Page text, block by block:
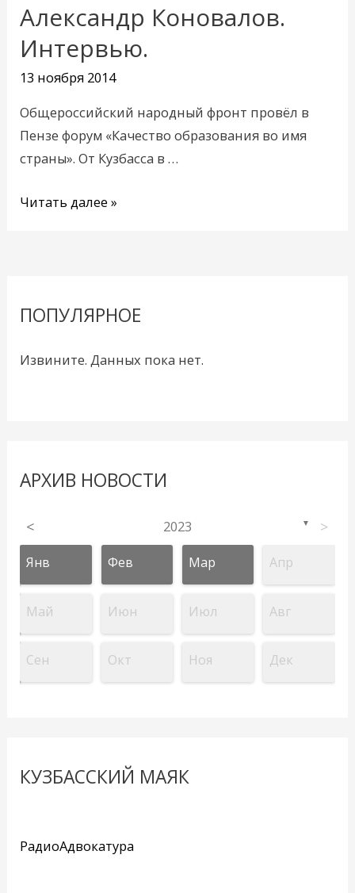
Александр Коновалов.
Интервью.
13 ноября 2014
Общероссийский народный фронт провёл в
Пензе форум «Качество образования во имя
страны». От Кузбасса в …
Александр
Интервью.
Читать далее »
ПОПУЛЯРНОЕ
Извините. Данных пока нет.
АРХИВ НОВОСТИ
< 2023 ▼ >
Янв Фев Мар Апр
Май Июн Июл Авг
Сен Окт Ноя Дек
КУЗБАССКИЙ МАЯК
РадиоАдвокатура